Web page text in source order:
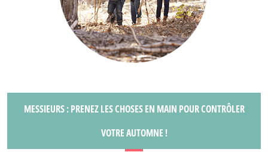
MESSIEURS : PRENEZ LES CHOSES EN MAIN POUR CONTRÔLER
VOTRE AUTOMNE !